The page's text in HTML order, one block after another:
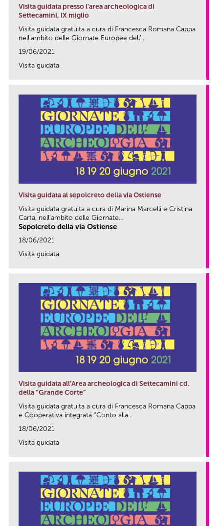
Visita guidata presso l'area archeologica di
Settecamini, IX miglio
Visita guidata gratuita a cura di Francesca Romana Cappa
nell'ambito delle Giornate Europee dell'...
19/06/2021
Visita guidata
Visita guidata al sepolcreto della via Ostiense
Visita guidata gratuita a cura di Marina Marcelli e Cristina
Carta, nell'ambito delle Giornate...
Sepolcreto della via Ostiense
18/06/2021
Visita guidata
Visita guidata all’Area archeologica di Settecamini cd.
della “Grande Corte”
Visita guidata gratuita a cura di Francesca Romana Cappa
e Cooperativa integrata “Conto alla...
18/06/2021
Visita guidata